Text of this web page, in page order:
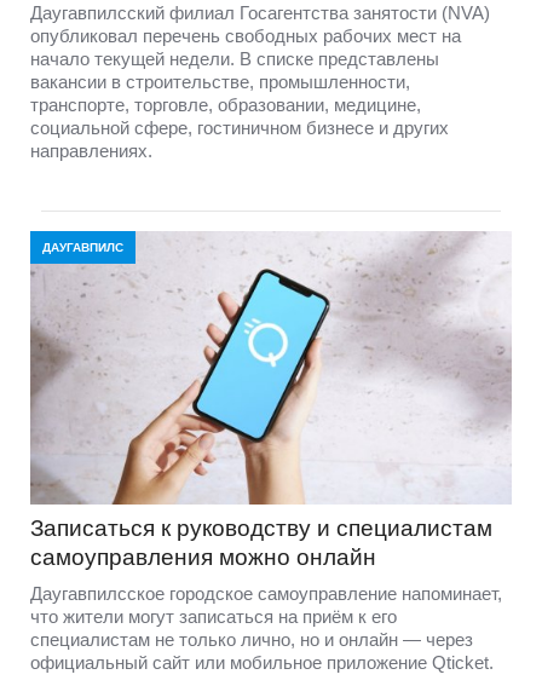
Даугавпилсский филиал Госагентства занятости (NVA)
опубликовал перечень свободных рабочих мест на
начало текущей недели. В списке представлены
вакансии в строительстве, промышленности,
транспорте, торговле, образовании, медицине,
социальной сфере, гостиничном бизнесе и других
направлениях.
ДАУГАВПИЛС
Записаться к руководству и специалистам
самоуправления можно онлайн
Даугавпилсское городское самоуправление напоминает,
что жители могут записаться на приём к его
специалистам не только лично, но и онлайн — через
официальный сайт или мобильное приложение Qticket.